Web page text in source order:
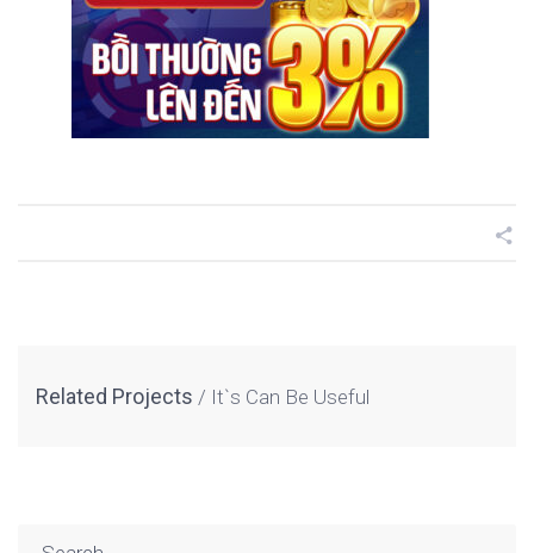
Related Projects It`s Can Be Useful